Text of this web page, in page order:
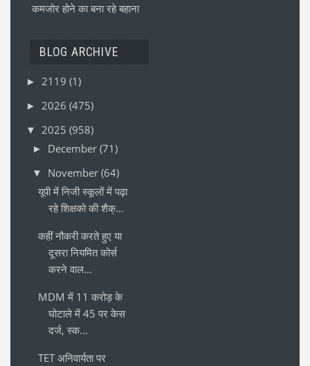
कमजोर होने का बना रहे बहाना
BLOG ARCHIVE
► 2119 (1)
► 2026 (475)
▼ 2025 (958)
► December (71)
▼ November (64)
यूपी में निजी स्कूलों में पढ़ा
रहे शिक्षको की शैक्...
कहीं नौकरी करते हुए या
दूसरा नियमित कोर्स
करने वाल...
MDM में 11 करोड़ के
घोटाले में 45 पर केस
दर्ज, स्क...
TET अनिवार्यता पर